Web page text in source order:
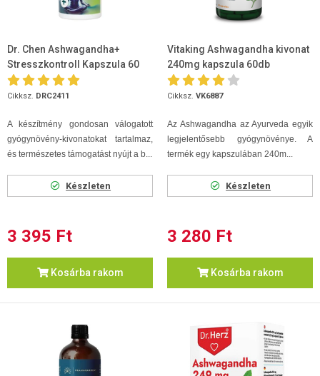
Dr. Chen Ashwagandha+
Stresszkontroll Kapszula 60
db
Cikksz. DRC2411
A készítmény gondosan válogatott
gyógynövény-kivonatokat tartalmaz,
és természetes támogatást nyújt a b...
Készleten
3 395 Ft
Kosárba rakom
Vitaking Ashwagandha kivonat
240mg kapszula 60db
Cikksz. VK6887
Az Ashwagandha az Ayurveda egyik
legjelentősebb gyógynövénye. A
termék egy kapszulában 240m...
Készleten
3 280 Ft
Kosárba rakom